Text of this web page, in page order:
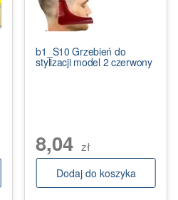
b1_S10 Grzebień do
stylizacji model 2 czerwony
8,04 zł
Dodaj do koszyka